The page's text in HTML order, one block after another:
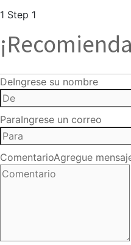
1 Step 1
DeIngrese su nombre
ParaIngrese un correo
ComentarioAgregue